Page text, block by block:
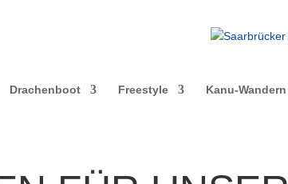
Drachenboot Freestyle Kanu-Wandern